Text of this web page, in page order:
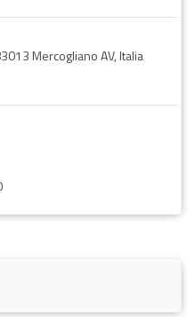
Mercogliano AV, Italia